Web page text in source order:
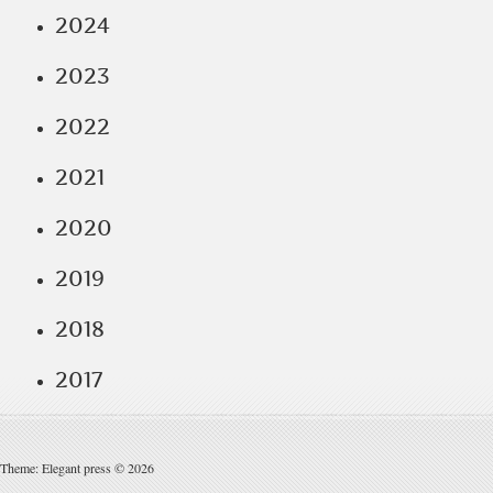
2024
2023
2022
2021
2020
2019
2018
2017
Theme: Elegant press © 2026